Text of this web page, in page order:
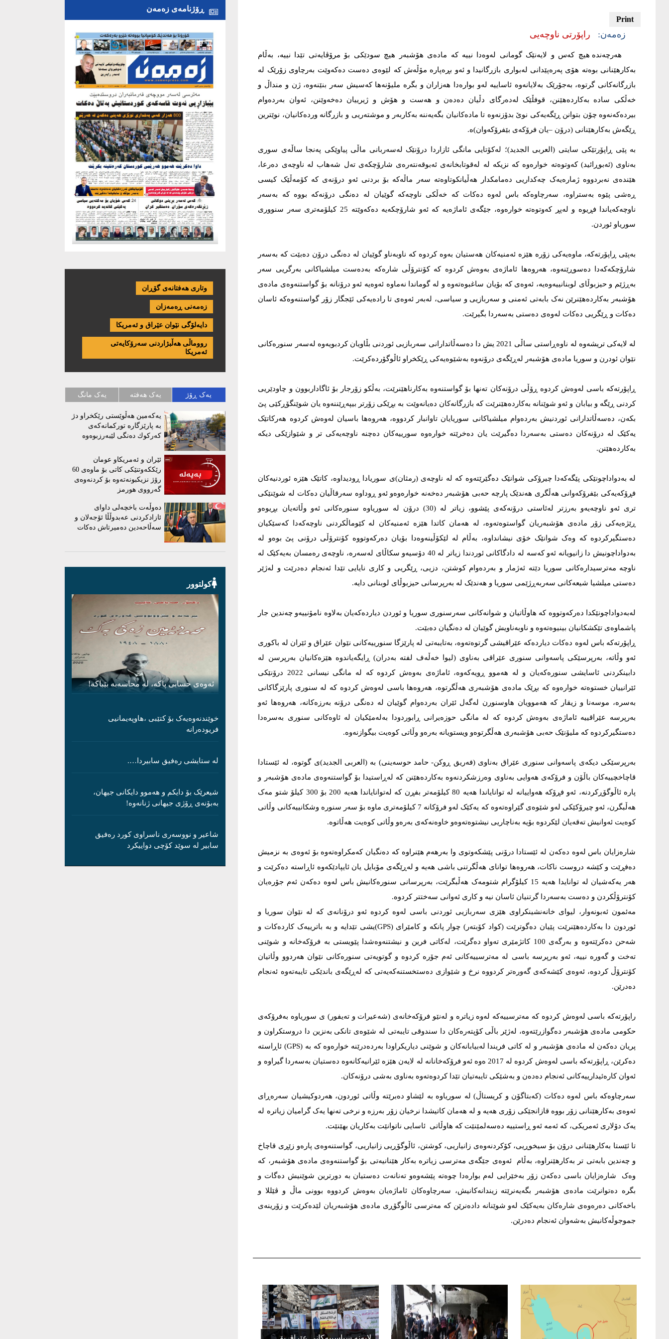
زه‌مه‌ن: راپۆرتی ناوچه‌یی
هەرچەندە هیچ کەس و لایەنێک گومانى لەوەدا نییە کە مادەى هۆشبەر هیچ سودێکی بۆ مرۆڤایەتى تێدا نییە، بەڵام
بەکارهێنانى بوەتە هۆی پەرەپێدانى لەبوارى بازرگانیدا و ئەو بڕەپارە مۆڵەش کە لێوەى دەست دەکەوێت بەرچاوى زۆرێک لە
بازرگانەکانى گرتوە، بەجۆرێک بەلایانەوە ئاساییە لەو بوارەدا هەزاران و بگرە ملیۆنەها کەسیش سەر بنێنەوە، ژن و منداڵ و
خەڵکی سادە بەکاردەهێنن، قوفڵێک لەدەرگاى دڵیان دەدەن و هەست و هۆش و ژیرییان دەخەوێنن، ئەوان بەردەوام
بیردەکەنەوە چۆن بتوانن ڕێگەیەکی نوێ بدۆزنەوە تا مادەکانیان بگەیەننە بەکاربەر و موشتەریی و بازرگانە وردەکانیان، نوێترین
ڕێگەش بەکارهێنانى (درۆن –یان فرۆکەى بێفرۆکەوان)ە.
بە پێى ڕاپۆرتێکی سایتى (العربی الجدید)؛ لەکۆتایی مانگی ئازاردا درۆنێک لەسەربانى ماڵی پیاوێکى پەنجا ساڵەى سوری
بەناوى (ئەبوڕائید) کەوتوەتە خوارەوە کە نزیکە لە لەقوتابخانەى ئەبوقەنتەرەى شارۆچکەى تەل شەهاب لە ناوچەى دەرعا،
هێندەى نەبردووە ژمارەیەک چەکداریی دەمامکدار هەڵیانکوتاوەتە سەر ماڵەکە بۆ بردنى ئەو درۆنەى کە کۆمەڵێک کیسی
ڕەشی پێوە بەستراوە، سەرچاوەکە باس لەوە دەکات کە خەڵکی ناوچەکە گوێیان لە دەنگی درۆنەکە بووە کە بەسەر
ناوچەکەیاندا فڕیوە و لەپڕ کەوتوەتە خوارەوە، جێگەى ئاماژەیە کە ئەو شارۆچکەیە دەکەوێتە 25 کیلۆمەترى سەر سنوورى
سوریاو ئوردن.
بەپێى ڕاپۆرتەکە، ماوەیەکی زۆرە هێزە ئەمنیەکان هەستیان بەوە کردوە کە ناوبەناو گوێیان لە دەنگی درۆن دەبێت کە بەسەر
شارۆچکەکەدا دەسوڕێنەوە، هەروەها ئاماژەی بەوەش کردوە کە کۆنترۆڵی شارەکە بەدەست میلشیاکانى بەرگریی سەر
بەڕژێم و حیزبوڵاى لوبنانییەوەیە، ئەوەى کە بۆیان ساغبوەتەوە و لە گوماندا نەماوە ئەوەیە ئەو درۆنانە بۆ گواستنەوەى مادەى
هۆشبەر بەکاردەهێنرێن نەک بابەتى ئەمنى و سەربازیی و سیاسی، لەبەر ئەوەى تا رادەیەکی ئێجگار زۆر گواستنەوەکە ئاسان
دەکات و ڕێگریی دەکات لەوەى دەستى بەسەردا بگیرێت.
لە لایەکی تریشەوە لە ناوەڕاستى ساڵی 2021 یش دا دەسەڵاتدارانى سەربازیی ئوردنى بڵاویان کردبویەوە لەسەر سنورەکانى
نێوان ئودرن و سوریا مادەى هۆشبەر لەڕێگەى درۆنەوە بەشێوەیەکی ڕێکخراو ئاڵوگۆردەکرێت.
ڕاپۆرتەکە باسی لەوەش کردوە ڕۆڵی درۆنەکان تەنها بۆ گواستنەوە بەکارناهێنرێت، بەڵکو زۆرجار بۆ ئاگاداربوون و چاودێریی
کردنى ڕێگە و بیابان و ئەو شوێنانە بەکاردەهێنرێت کە بازرگانەکان دەیانەوێت بە بڕێکی زۆرتر بیپەڕێننەوە یان شوێنگۆڕکێی پێ
بکەن، دەسەڵاتدارانى ئوردنیش بەردەوام میلشیاکانى سوریایان تاوانبار کردووە، هەروەها باسیان لەوەش کردوە هەرکاتێک
یەکێک لە درۆنەکان دەستى بەسەردا دەگیرێت یان دەخرێتە خوارەوە سورییەکان دەچنە ناوچەیەکی تر و شێوازێکی دیکە
بەکاردەهێنن.
لە بەدواداچونێکی پێگەکەدا چیرۆکی شوانێک دەگێرێتەوە کە لە ناوچەى (رمثان)ى سوریادا ڕودیداوە، کاتێک هێزە ئوردنیەکان
فڕۆکەیەکی بێفرۆکەوانى هەڵگری هەندێک پارچە حەبی هۆشبەر دەخەنە خوارەوەو ئەو ڕوداوە سەرقاڵیان دەکات لە شوێنێکى
ترى ئەو ناوچەیەو بەرزتر لەئاستى درۆنەکەى پێشوو، زیاتر لە (30) درۆن لە سوریاوە سنورەکانى ئەو وڵاتەیان بڕیوەو
ڕێژەیەکی زۆر مادەى هۆشبەریان گواستوەتەوە، لە هەمان کاتدا هێزە ئەمنیەکان لە کێوماڵکردنى ناوچەکەدا کەسێکیان
دەستگیرکردوە کە وەک شوانێک خۆی نیشانداوە، بەڵام لە لێکۆڵینەوەدا بۆیان دەرکەوتووە کۆنترۆڵی درۆنی پێ بوەو لە
بەدواداچونیش دا زانیویانە ئەو کەسە لە دادگاکانى ئوردندا زیاتر لە 40 دۆسیەو سکاڵای لەسەرە، ناوچەى رەمسان بەیەکێک لە
ناوچە مەترسیدارەکانى سوریا دێتە ئەژمار و بەردەوام کوشتن، دزیی، ڕێگریی و کاری نایایی تێدا ئەنجام دەدرێت و لەژێر
دەستى میلشیا شیعەکانى سەربەڕژێمی سوریا و هەندێک لە بەرپرسانى حیزبوڵاى لوبنانی دایە.
لەبەدواداچونێکدا دەرکەوتووە کە هاوڵاتیان و شوانەکانى سەرسنورى سوریا و ئوردن دیاردەکەیان بەلاوە نامۆنییەو چەندین جار
پاشماوەى تێکشکانیان بینیوەتەوە و ناوبەناویش گوێیان لە دەنگیان دەبێت.
ڕاپۆرتەکە باس لەوە دەکات دیاردەکە عێراقیشی گرتوەتەوە، بەتایبەتى لە پارێزگا سنورییەکانى نێوان عێراق و ئێران لە باکورى
ئەو وڵاتە، بەرپرسێکی پاسەوانى سنورى عێراقی بەناوى (لیوا خەڵەف لفتە بەدران) ڕایگەیاندوە هێزەکانیان بەرپرسن لە
دابینکردنى ئاسایشی سنورەکەیان و لە هەموو ڕویەکەوە، ئاماژەى بەوەش کردوە کە لە مانگی نیسانى 2022 درۆنێکی
ئێرانییان خستوەتە خوارەوە کە بڕێک مادەى هۆشبەرى هەڵگرتوە، هەروەها باسی لەوەش کردوە کە لە سنورى پارێزگاکانى
بەسرە، موسەنا و زیقار کە هەموویان هاوسنورن لەگەل ئێران بەردەوام گوێیان لە دەنگی درۆنە بەرزەکانە، هەروەها ئەو
بەرپرسە عێراقییە ئاماژەى بەوەش کردوە کە لە مانگی حوزەیرانى ڕابوردودا بەلەمێکیان لە ئاوەکانى سنورى بەسرەدا
دەستگیرکردوە کە ملیۆنێک حەبی هۆشبەرى هەڵگرتوەو ویستویانە بەرەو وڵاتى کوەیت بیگوازنەوە.
بەرپرسێکی دیکەى پاسەوانى سنورى عێراق بەناوى (فەریق ڕوکن- حامد حوسەینى) بە (العربی الجدید)ى گوتوە، لە ئێستادا
قاچاخچییەکان باڵۆن و فرۆکەى هەوایی بەناوى وەرزشکردنەوە بەکاردەهێنن کە لەڕاستیدا بۆ گواستنەوەى مادەى هۆشبەر و
پارە ئاڵوگۆڕکردنە، ئەو فڕۆکە هەواییانە لە توانایاندا هەیە 80 کیلۆمەتر بفڕن کە لەتوانایاندا هەیە 200 بۆ 300 کیلۆ شتو مەک
هەڵبگرن، ئەو چیرۆکێکی لەو شێوەی گێراوەتەوە کە یەکێک لەو فرۆکانە 7 کیلۆمەتری ماوە بۆ سەر سنورە وشکانییەکانى وڵاتى
کوەیت ئەوانیش تەقەیان لێکردوە بۆیە بەناچاریی نیشتوەتەوەو خاوەنەکەى بەرەو وڵاتى کوەیت هەڵاتوە.
شارەزایان باس لەوە دەکەن لە ئێستادا درۆنى پێشکەوتوى وا بەرهەم هێنراوە کە دەنگیان کەمکراوەتەوە بۆ ئەوەى بە نزمیش
دەفڕێت و کێشە دروست ناکات، هەروەها تواناى هەڵگرتنى باشی هەیە و لەڕێگەى مۆبایل یان ئایپادێکەوە ئاڕاستە دەکرێت و
هەر یەکەشیان لە توانایدا هەیە 15 کیلۆگرام شتومەک هەڵبگرێت، بەرپرسانى سنورەکانیش باس لەوە دەکەن ئەم جۆرەیان
کۆنترۆڵکردن و دەست بەسەردا گرتنیان ئاسان نیە و کارى ئەوانی سەختتر کردوە.
مەئمون ئەبونەوار، لیواى خانەنشینکراوى هێزی سەربازیی ئوردنی باسی لەوە کردوە ئەو درۆنانەى کە لە نێوان سوریا و
ئوردون دا بەکاردەهێنرێت پێیان دەگوترێت (کواد کۆبتەر) چوار پانکە و کامێرای (GPS)یشی تێدایە و بە باترییەک کاردەکات و
شەحن دەکرێتەوە و بەرگەى 100 کاتژمێری تەواو دەگرێت، لەکاتى فرین و نیشتنەوەشدا پێویستى بە فرۆکەخانە و شوێنى
تەخت و گەورە نییە، ئەو بەرپرسە باسی لە مەترسییەکانى ئەم جۆرە کردوە و گوتویەتى سنورەکانى نێوان هەردوو وڵاتیان
کۆنترۆڵ کردوە، ئەوەى کێشەکەى گەورەتر کردووە نرخ و شێوازی دەستخستنەکەیەتى کە لەڕێگەى باندێکی تایبەتەوە ئەنجام
دەدرێن.
راپۆرتەکە باسی لەوەش کردوە کە مەترسییەکە لەوە زیاترە و لەنێو فرۆکەخانەى (شەعیرات و تەیفور) ى سوریاوە بەفرۆکەى
حکومى مادەى هۆشبەر دەگوازرێتەوە، لەژێر باڵی کۆپتەرەکان دا سندوقى تایبەتى لە شێوەى تانکی بەنزین دا دروستکراون و
پریان دەکەن لە مادەى هۆشبەر و لە کاتى فریندا لەبیابانەکان و شوێنى دیاریکراودا بەردەدرێنە خوارەوە کە بە (GPS) ئاڕاستە
دەکرێن، ڕاپۆرتەکە باسی لەوەش کردوە لە 2017 ەوە ئەو فرۆکەخانانە لە لایەن هێزە ئێرانیەکانەوە دەستیان بەسەردا گیراوە و
ئەوان کارەئیدارییەکانى ئەنجام دەدەن و بەشێکی تایبەتیان تێدا کردوەتەوە بەناوى بەشى درۆنەکان.
سەرچاوەکە باس لەوە دەکات (کەبتاگۆن و کریستاڵ) لە سوریاوە بە لێشاو دەبرێتە وڵاتى ئوردون، هەردوکیشیان سەرەڕای
ئەوەى بەکارهێنانى زۆر بووە قازانجێکی زۆری هەیە و لە هەمان کاتیشدا نرخیان زۆر بەرزە و نرخى تەنها یەک گرامیان زیاترە لە
یەک دۆلاری ئەمریکی، کە ئەمە ئەو ڕاستییە دەسەلمێنێت کە هاوڵاتى ئاسایی ناتوانێت بەکاریان بهێنێت.
تا ئێستا بەکارهێنانى درۆن بۆ سیخوڕیی، کۆکردنەوەى زانیاریی، کوشتن، ئاڵوگۆڕیی زانیاریی، گواستنەوەى پارەو زێڕی قاچاخ
و چەندین بابەتى تر بەکارهێنراوە، بەڵام ئەوەى جێگەى مەترسی زیاترە بەکار هێنانیەتى بۆ گواستنەوەی مادەى هۆشبەر، کە
وەک شارەزایان باسی دەکەن زۆر بەخێرایی لەم بوارەدا چوەتە پێشەوەو تەنانەت دەستیان بە دورترین شوێنیش دەگات و
بگرە دەتوانرێت مادەى هۆشبەر بگەیەنرێتە زیندانەکانیش، سەرچاوەکان ئاماژەیان بەوەش کردووە بوونى ماڵ و ڤێللا و
باخەکانى دەرەوەى شارەکان بەیەکێک لەو شوێنانە دادەنرێن کە مەترسی ئاڵوگۆڕی مادەی هۆشبەریان لێدەکرێت و زۆرینەى
جموجوڵەکانیش بەشەوان ئەنجام دەدرێن.
ڕۆژنامەی زەمەن
وتاری هەفتانەی گۆڕان
زەمەنی ڕەمەزان
دایەلۆگی نێوان عێراق و ئەمریكا
رووماڵی هەڵبژاردنی سەرۆکایەتی
ئەمریکا
یەک ڕۆژ یەک هەفتە یەک مانگ
یەكەمین هەڵوێستی رێكخراو دژ
بە پارێزگارە توركمانەكەی
كەركوك دەنگی لێبەرزبوەوە
ئێران و ئەمریكاو عومان
رێككەوتنێكی كاتی بۆ ماوەی 60
رۆژ نزیكبونەتەوە بۆ كردنەوەی
گەرووی هورمز
دەوڵەت باخچەلی داوای
ئازادکردنی عەبدوڵڵا ئۆجەلان و
سەڵاحەدین دەمیرتاش دەکات
کولتوور
ئەوەی حسابی پاکە، لە محاسەبە بێباکە!
خوێندنەوەیەک بۆ کتێبی ،هاوپەیمانیی
فریودەرانە
لە ستایشی رەفیق سابیردا….
شیعرێک بۆ دایکم و ھەموو دایکانی جیھان،
بەبۆنەی ڕۆژی جیھانی ژنانەوە!
شاعیر و نووسەری ناسراوی کورد رەفیق
سابیر لە سوێد کۆچی دواییکرد